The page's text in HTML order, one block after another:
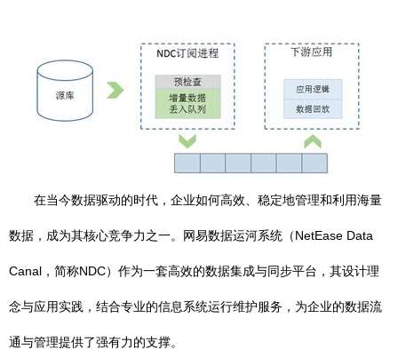
在当今数据驱动的时代，企业如何高效、稳定地管理和利用海量
数据，成为其核心竞争力之一。网易数据运河系统（NetEase Data
Canal，简称NDC）作为一套高效的数据集成与同步平台，其设计理
念与应用实践，结合专业的信息系统运行维护服务，为企业的数据流
通与管理提供了强有力的支撑。